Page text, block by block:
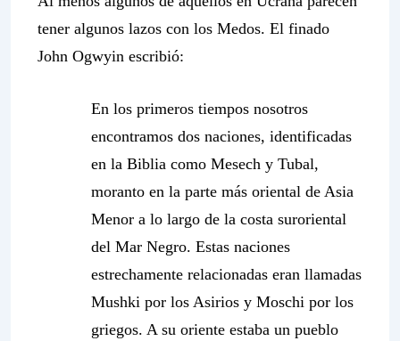
tener algunos lazos con los Medos. El finado
John Ogwyin escribió:
En los primeros tiempos nosotros
encontramos dos naciones, identificadas
en la Biblia como Mesech y Tubal,
moranto en la parte más oriental de Asia
Menor a lo largo de la costa suroriental
del Mar Negro. Estas naciones
estrechamente relacionadas eran llamadas
Mushki por los Asirios y Moschi por los
griegos. A su oriente estaba un pueblo